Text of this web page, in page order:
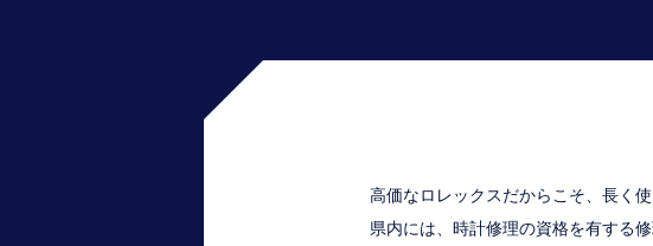
高価なロレックスだからこそ、長く
県内には、時計修理の資格を有する